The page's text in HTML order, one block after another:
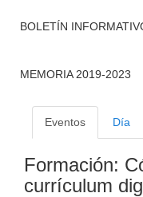
BOLETÍN
MEMORIA 2019-2023
Eventos Día
Formación:
currículum